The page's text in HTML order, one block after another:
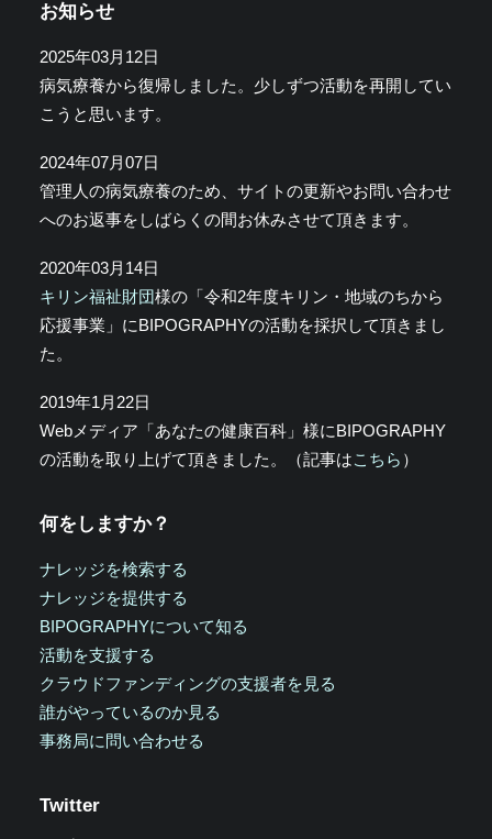
お知らせ
2025年03月12日
病気療養から復帰しました。少しずつ活動を再開してい
こうと思います。
2024年07月07日
管理人の病気療養のため、サイトの更新やお問い合わせ
へのお返事をしばらくの間お休みさせて頂きます。
2020年03月14日
キリン福祉財団様の「令和2年度キリン・地域のちから
応援事業」にBIPOGRAPHYの活動を採択して頂きまし
た。
2019年1月22日
Webメディア「あなたの健康百科」様にBIPOGRAPHY
の活動を取り上げて頂きました。（記事はこちら ）
何をしますか？
ナレッジを検索する
ナレッジを提供する
BIPOGRAPHYについて知る
活動を支援する
クラウドファンディングの支援者を見る
誰がやっているのか見る
事務局に問い合わせる
Twitter